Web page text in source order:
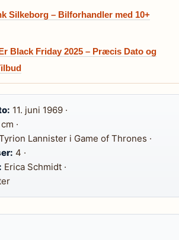
Silkeborg – Bilforhandler med 10+
Black Friday 2025 – Præcis Dato og
11. juni 1969 ·
·
Lannister i Game of Thrones ·
4 ·
Erica Schmidt ·